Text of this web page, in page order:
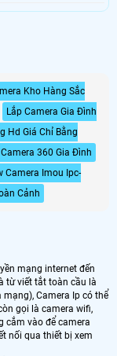
Kho Hàng Sắc
Lắp Camera Gia Đình
Hd Giá Chỉ Bằng
Camera 360 Gia Đình
Camera Imou Ipc-
Cảnh
mạng internet đến
từ viết tắt toàn cầu là
Camera Ip có thể
gọi là camera wifi,
cắm vào để camera
nối qua thiết bị xem